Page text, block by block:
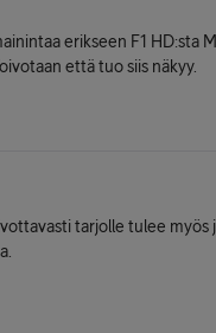
erikseen F1 HD:sta
että tuo siis näkyy.
tarjolle tulee